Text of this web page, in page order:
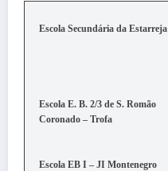
Escola Secundária da Estarreja
Escola E. B. 2/3 de S. Romão
Coronado – Trofa
Escola EB I – JI Montenegro